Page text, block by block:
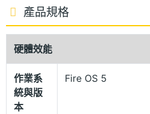
作業系統，提供更快速流暢的
HD 影片及具備高畫面更新率
你享有頂級多媒體效果和優異
輕鬆記錄美好時刻
Amazon Fire HD 10 16GB
產品規格
硬體效能
作業系
統與版
本
Fire OS 5